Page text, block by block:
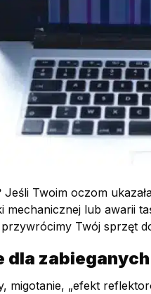
Jeśli Twoim oczom
mechanicznej lub awarii
przywrócimy Twój sprzęt
dla
migotanie, „efekt